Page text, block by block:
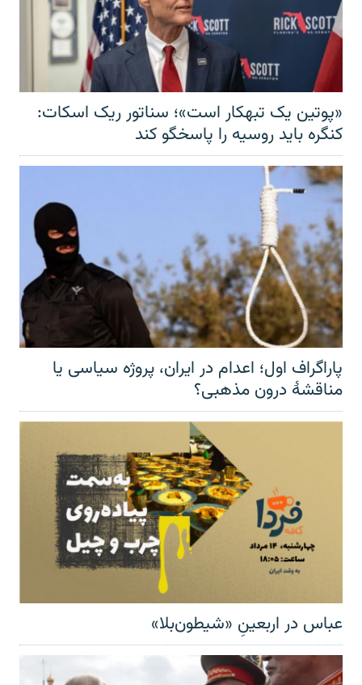
«پوتین یک تبهکار است»؛ سناتور ریک اسکات:
کنگره باید روسیه را پاسخگو کند
پاراگراف اول؛ اعدام در ایران، پروژه سیاسی یا
مناقشهٔ درون مذهبی؟
عباس در اربعینِ «شیطون‌بلا»